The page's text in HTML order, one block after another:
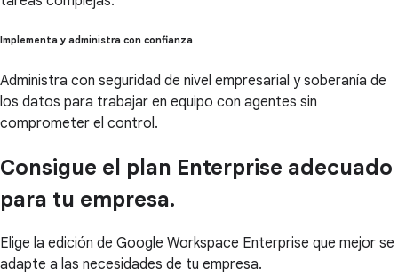
Implementa y administra con confianza
Administra con seguridad de nivel empresarial y soberanía de
los datos para trabajar en equipo con agentes sin
comprometer el control.
Consigue el plan Enterprise adecuado
para tu empresa.
Elige la edición de Google Workspace Enterprise que mejor se
adapte a las necesidades de tu empresa.